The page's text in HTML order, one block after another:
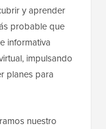
y aprender
probable que
informativa
impulsando
planes para
nuestro